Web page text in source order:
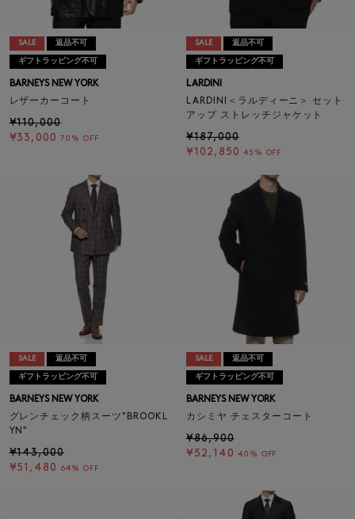
SALE 返品不可
ギフトラッピング不可
BARNEYS NEW YORK
レザーカーコート
¥110,000
¥33,000 70% OFF
SALE 返品不可
ギフトラッピング不可
LARDINI
LARDINI＜ラルディーニ＞ セット
アップ ストレッチジャケット
¥187,000
¥102,850 45% OFF
SALE 返品不可
ギフトラッピング不可
BARNEYS NEW YORK
グレンチェック柄スーツ"BROOKL
YN"
¥143,000
¥51,480
64% OFF
SALE 返品不可
ギフトラッピング不可
BARNEYS NEW YORK
カシミヤ チェスターコート
¥86,900
¥52,140 40% OFF